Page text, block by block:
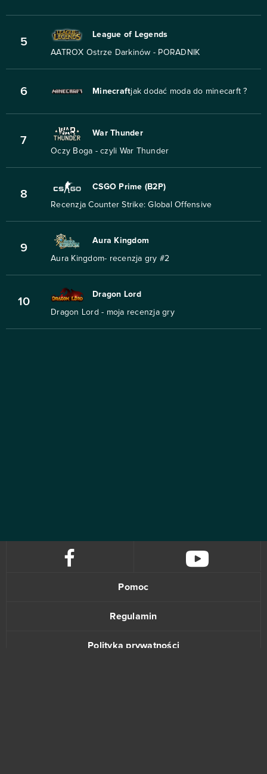
5
League of Legends
AATROX Ostrze Darkinów - PORADNIK
6 Minecraftjak dodać moda do minecarft ?
7
War Thunder
Oczy Boga - czyli War Thunder
8
CSGO Prime (B2P)
Recenzja Counter Strike: Global Offensive
9
Aura Kingdom
Aura Kingdom- recenzja gry #2
10
Dragon Lord
Dragon Lord - moja recenzja gry
Pomoc
Regulamin
Polityka prywatności